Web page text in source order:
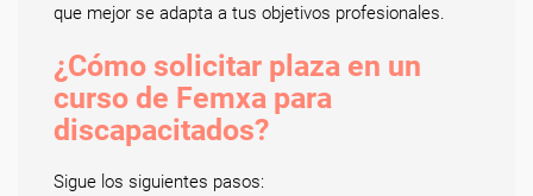
que mejor se adapta a tus objetivos profesionales.
¿Cómo solicitar plaza en un
curso de Femxa para
discapacitados?
Sigue los siguientes pasos: